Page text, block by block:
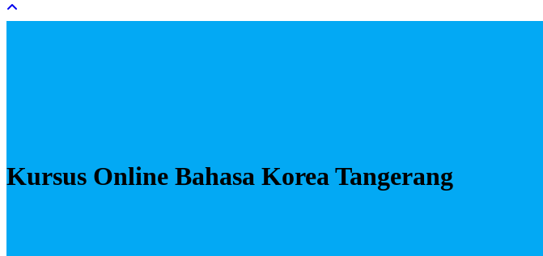
Kursus Online Bahasa Korea Tangerang